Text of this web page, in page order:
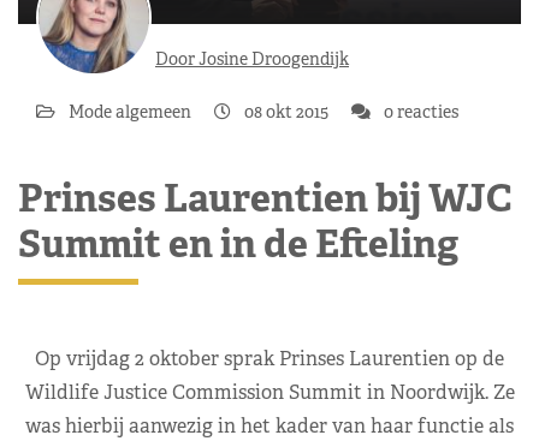
Door Josine Droogendijk
Mode algemeen 08 okt 2015 0 reacties
Prinses Laurentien bij WJC
Summit en in de Efteling
Op vrijdag 2 oktober sprak Prinses Laurentien op de
Wildlife Justice Commission Summit in Noordwijk. Ze
was hierbij aanwezig in het kader van haar functie als